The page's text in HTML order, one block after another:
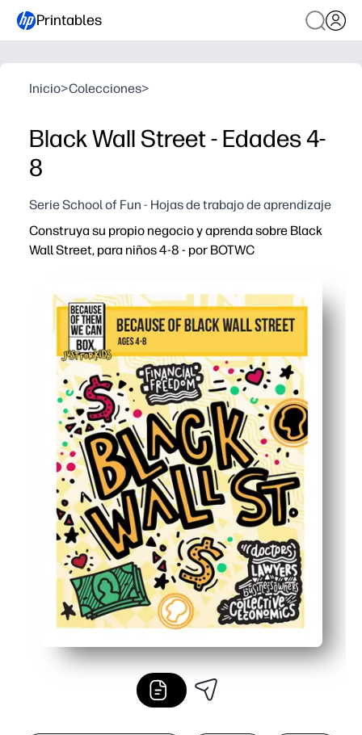
Printables
Inicio>Colecciones>
Black Wall Street - Edades 4-
8
Serie School of Fun - Hojas de trabajo de aprendizaje
Construya su propio negocio y aprenda sobre Black
Wall Street, para niños 4-8 - por BOTWC